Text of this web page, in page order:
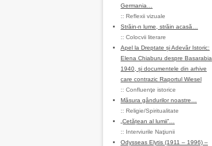
Germania…
:: Reflexii vizuale
Străin-n lume, străin acasă…
:: Colocvii literare
Apel la Dreptate și Adevăr Istoric:
Elena Chiaburu despre Basarabia,
1940, și documentele din arhive
care contrazic Raportul Wiesel
:: Confluenţe istorice
Măsura gândurilor noastre…
:: Religie/Spiritualitate
„Cetățean al lumii”…
:: Interviurile Naţiunii
Odysseas Elytis (1911 – 1996) –